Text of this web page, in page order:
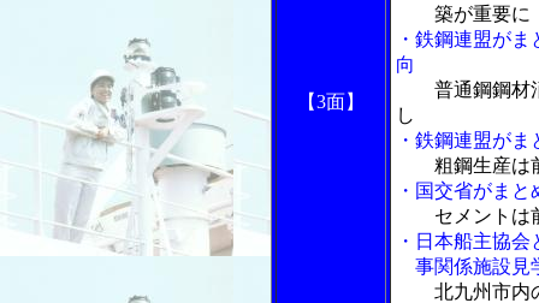
【3面】
築が重要に
・鉄鋼連盟が
向
普通鋼鋼材
し
・鉄鋼連盟が
粗鋼生産は
・国交省がま
セメントは
・日本船主協
事関係施設見
北九州市内